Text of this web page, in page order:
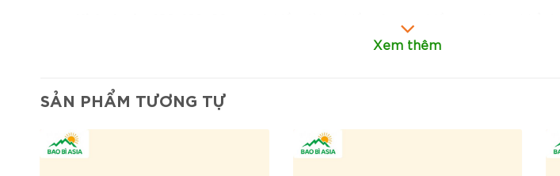
Hình dáng:Hình hộp chữ nhật.
In ấn:In Offset 4 màu.
Xem thêm
SẢN PHẨM TƯƠNG TỰ